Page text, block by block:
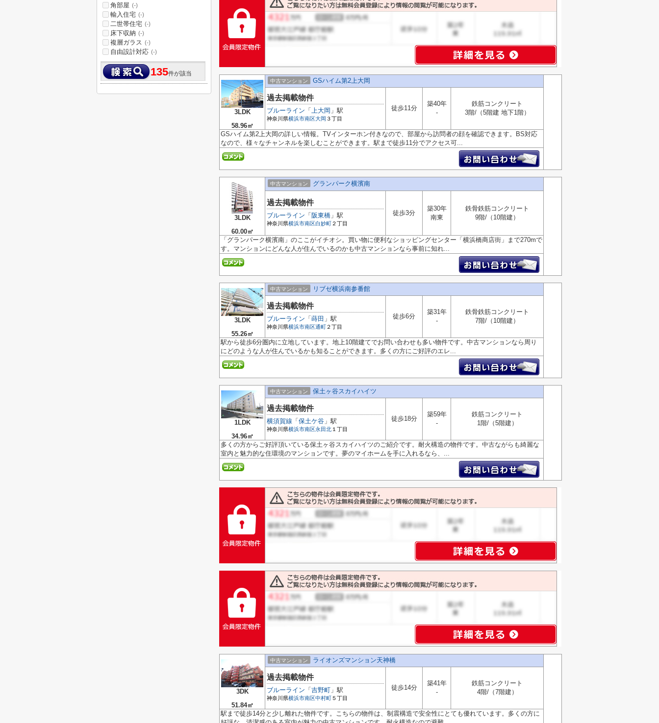
3LDK
58.96㎡
中古マンション GSハイム第2上大岡
過去掲載物件
ブルーライン 「 上大岡 」駅
神奈川県横浜市南区大岡 ３丁目
徒歩11分
築40年
-
鉄筋コンクリート
3階/（5階建 地下1階）
GSハイム第2上大岡の詳しい情報。TVインターホン付きなので、部屋から訪問者の顔を確認できます。BS対応
なので、様々なチャンネルを楽しむことができます。駅まで徒歩11分でアクセス可...
3LDK
60.00㎡
中古マンション グランパーク横濱南
過去掲載物件
ブルーライン 「 阪東橋 」駅
神奈川県横浜市南区白妙町 ２丁目
徒歩3分
築30年
南東
鉄骨鉄筋コンクリート
9階/（10階建）
「グランパーク横濱南」のここがイチオシ。買い物に便利なショッピングセンター「横浜橋商店街」まで270mで
す。マンションにどんな人が住んでいるのかも中古マンションなら事前に知れ...
3LDK
55.26㎡
中古マンション リブゼ横浜南参番館
過去掲載物件
ブルーライン 「 蒔田 」駅
神奈川県横浜市南区通町 ２丁目
徒歩6分
築31年
-
鉄骨鉄筋コンクリート
7階/（10階建）
駅から徒歩6分圏内に立地しています。地上10階建てでお問い合わせも多い物件です。中古マンションなら周り
にどのような人が住んでいるかも知ることができます。多くの方にご好評のエレ...
1LDK
34.96㎡
中古マンション 保土ヶ谷スカイハイツ
過去掲載物件
横須賀線 「 保土ケ谷 」駅
神奈川県横浜市南区永田北 １丁目
徒歩18分
築59年
-
鉄筋コンクリート
1階/（5階建）
多くの方からご好評頂いている保土ヶ谷スカイハイツのご紹介です。耐火構造の物件です。中古ながらも綺麗な
室内と魅力的な住環境のマンションです。夢のマイホームを手に入れるなら、...
3DK
51.84㎡
中古マンション ライオンズマンション天神橋
過去掲載物件
ブルーライン 「 吉野町 」駅
神奈川県横浜市南区中村町 ５丁目
徒歩14分
築41年
-
鉄筋コンクリート
4階/（7階建）
駅まで徒歩14分と少し離れた物件です。こちらの物件は、制震構造で安全性にとても優れています。多くの方に
角部屋 (-)
輸入住宅 (-)
二世帯住宅 (-)
床下収納 (-)
複層ガラス (-)
自由設計対応 (-)
135件が該当